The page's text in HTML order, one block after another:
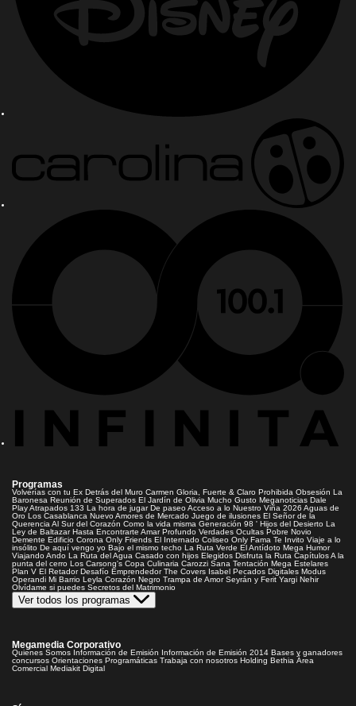
Programas
Volverías con tu Ex Detrás del Muro Carmen Gloria, Fuerte & Claro Prohibida Obsesión La
Baronesa Reunión de Superados El Jardín de Olivia Mucho Gusto Meganoticias Dale
PlayAtrapados 133 La hora de jugar De paseoAcceso a lo Nuestro Viña 2026 Aguas de
Oro Los Casablanca Nuevo Amores de Mercado Juego de ilusiones El Señor de la
Querencia Al Sur del Corazón Como la vida misma Generación 98 ' Hijos del Desierto La
Ley de Baltazar Hasta Encontrarte Amar Profundo Verdades Ocultas Pobre Novio
Demente Edificio Corona Only Friends El Internado Coliseo Only Fama Te Invito Viaje a lo
insólito De aquí vengo yo Bajo el mismo techo La Ruta Verde El Antídoto Mega Humor
Viajando Ando La Ruta del Agua Casado con hijos Elegidos Disfruta la Ruta CapítulosA la
punta del cerro Los Carsong's Copa Culinaria Carozzi Sana Tentación Mega Estelares
Plan V El Retador Desafío Emprendedor The Covers Isabel Pecados Digitales Modus
Operandi Mi Barrio Leyla Corazón Negro Trampa de Amor Seyrán y Ferit Yargi Nehir
Olvídame si puedes Secretos del Matrimonio
Ver todos los programas
Megamedia Corporativo
Quienes Somos Información de Emisión Información de Emisión 2014 Bases y ganadores
concursos Orientaciones Programáticas Trabaja con nosotros Holding Bethia Área
Comercial Mediakit Digital